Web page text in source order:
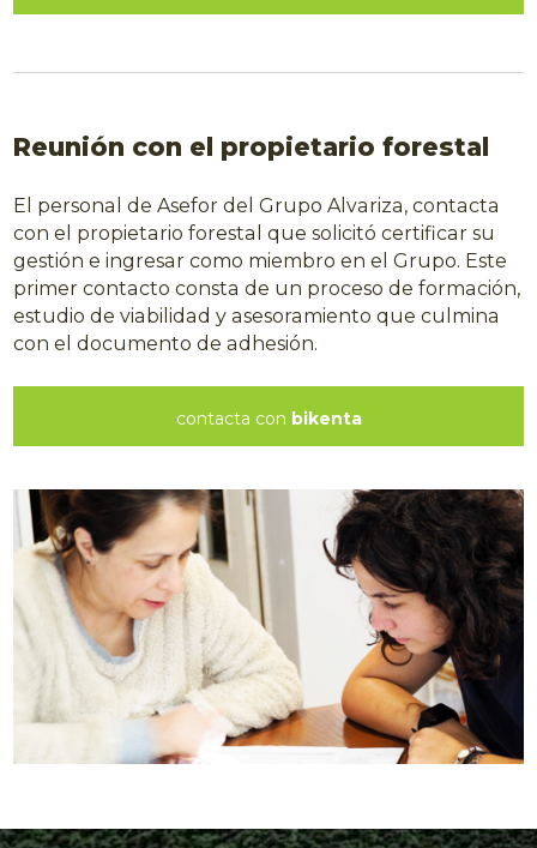
Reunión con el propietario forestal
El personal de Asefor del Grupo Alvariza, contacta
con el propietario forestal que solicitó certificar su
gestión e ingresar como miembro en el Grupo. Este
primer contacto consta de un proceso de formación,
estudio de viabilidad y asesoramiento que culmina
con el documento de adhesión.
contacta con bikenta